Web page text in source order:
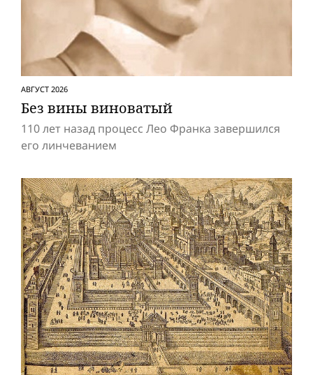
АВГУСТ 2026
Без вины виноватый
110 лет назад процесс Лео Франка завершился
его линчеванием